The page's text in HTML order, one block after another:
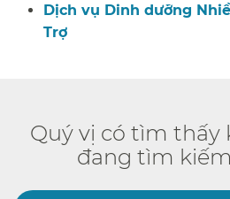
Dịch vụ Dinh dưỡng
Trợ​​
Quý vị có tìm thấy
đang tìm